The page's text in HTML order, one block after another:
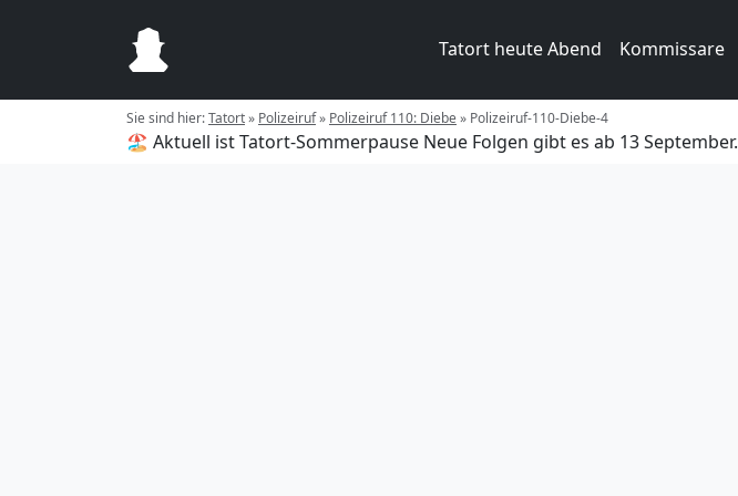
Tatort heute Abend Kommissare
Sie sind hier:Tatort» Polizeiruf» Polizeiruf 110: Diebe» Polizeiruf-110-Diebe-4
🏖️ Aktuell ist Tatort-Sommerpause Neue Folgen gibt es ab 13 September.